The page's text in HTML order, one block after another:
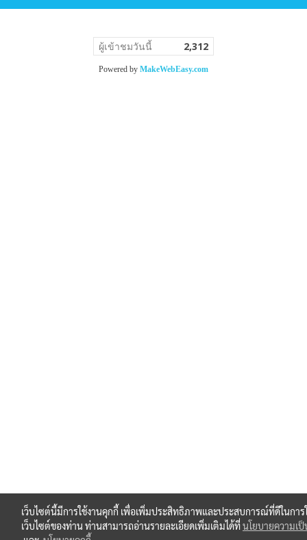
ผู้เข้าชมวันนี้ 2,312
Powered by MakeWebEasy.com
เว็บไซต์นี้มีการใช้งานคุกกี้ เพื่อเพิ่มประสิทธิภาพและประสบการณ์ที่ดีในการ
เว็บไซต์ของท่าน ท่านสามารถอ่านรายละเอียดเพิ่มเติมได้ที่นโยบายความเ